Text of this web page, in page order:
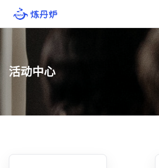
产品介绍
品牌数据
活动中心